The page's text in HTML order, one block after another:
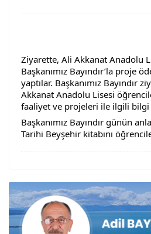
Ziyarette, Ali Akkanat Anadolu
Başkanımız Bayındır’la proje
yaptılar. Başkanımız Bayındır
Akkanat Anadolu Lisesi
faaliyet ve projeleri ile ilgili bilgi
Başkanımız Bayındır günün
Tarihi Beyşehir kitabını